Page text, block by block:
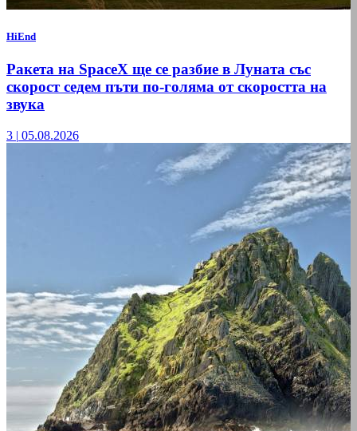
HiEnd
Ракета на SpaceX ще се разбие в Луната със
скорост седем пъти по-голяма от скоростта на
звука
3 | 05.08.2026